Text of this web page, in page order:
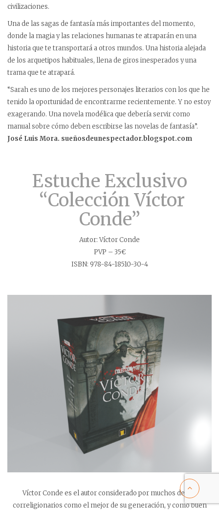
civilizaciones.
Una de las sagas de fantasía más importantes del momento,
donde la magia y las relaciones humanas te atraparán en una
historia que te transportará a otros mundos. Una historia alejada
de los arquetipos habituales, llena de giros inesperados y una
trama que te atrapará.
“Sarah es uno de los mejores personajes literarios con los que he
tenido la oportunidad de encontrarme recientemente. Y no estoy
exagerando. Una novela modélica que debería servir como
manual sobre cómo deben escribirse las novelas de fantasía”.
José Luis Mora. sueñosdeunespectador.blogspot.com
Estuche Exclusivo
“Colección Víctor
Conde”
Autor: Víctor Conde
PVP – 35€
ISBN: 978-84-18510-30-4
Víctor Conde es el autor considerado por muchos de sus
correligionarios como el mejor de su generación, y como buen